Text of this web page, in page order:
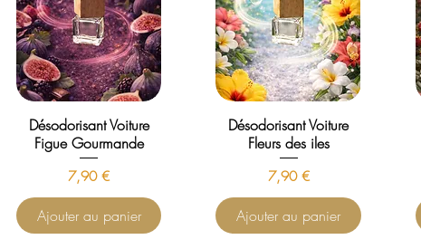
Désodorisant Voiture
Figue Gourmande
Prix
7,90 €
Ajouter au panier
Désodorisant Voiture
Fleurs des iles
Prix
7,90 €
Ajouter au panier